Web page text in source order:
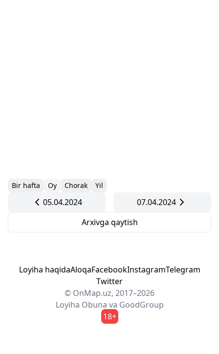
Bir hafta Oy Chorak Yil
05.04.2024
07.04.2024
Arxivga qaytish
Loyiha haqidaAloqaFacebookInstagramTelegram
Twitter
© OnMap.uz, 2017–2026
Loyiha Obuna va GoodGroup
18+